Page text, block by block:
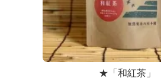
★「和紅茶」